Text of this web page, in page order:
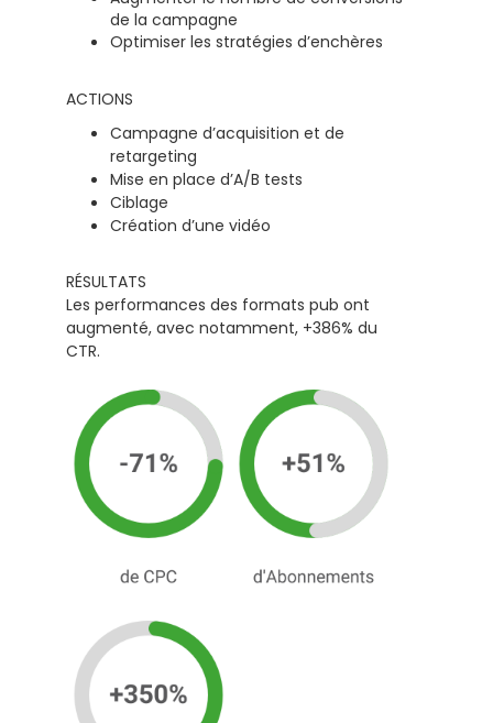
de la campagne
Optimiser les stratégies d’enchères
ACTIONS
Campagne d’acquisition et de
retargeting
Mise en place d’A/B tests
Ciblage
Création d’une vidéo
RÉSULTATS
Les performances des formats pub ont
augmenté, avec notamment, +386% du
CTR.